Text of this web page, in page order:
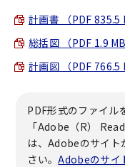
計画書 （PDF 835.5
総括図 （PDF 1.9 MB
計画図 （PDF 766.5
PDF形式のファイル
「Adobe（R）
は、Adobeのサイト
さい。Adobeのサイ